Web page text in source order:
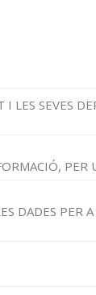
I LES SEVES
PER
DADES PER